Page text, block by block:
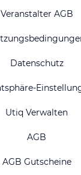
Veranstalter AGB
Datenschutz
Utiq Verwalten
AGB
AGB Gutscheine